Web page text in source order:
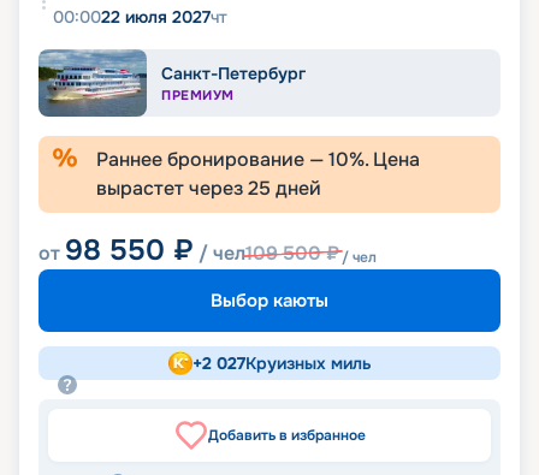
00:0022 июля 2027чт
Санкт-Петербург
ПРЕМИУМ
Раннее бронирование —10%. Цена
вырастет через25 дней
от 98 550 ₽ / чел109 500₽/ чел
Выбор каюты
+2 027Круизных миль
Добавить в избранное